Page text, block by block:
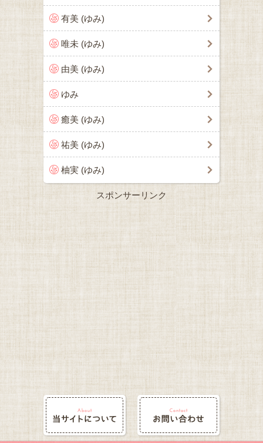
有美 (ゆみ)
唯未 (ゆみ)
由美 (ゆみ)
ゆみ
癒美 (ゆみ)
祐美 (ゆみ)
柚実 (ゆみ)
スポンサーリンク